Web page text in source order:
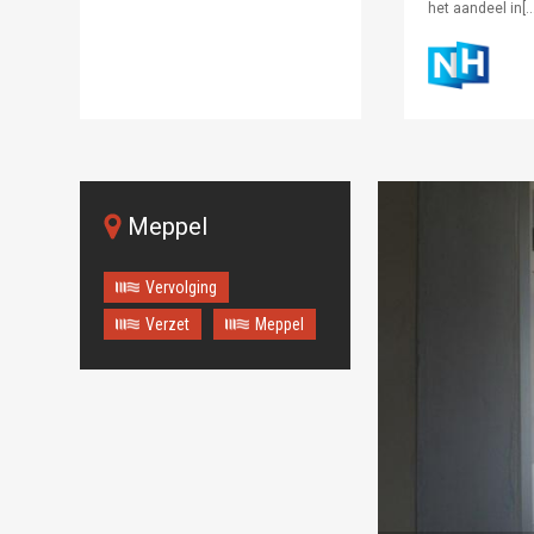
het aandeel
Meppel
Vervolging
Verzet
Meppel